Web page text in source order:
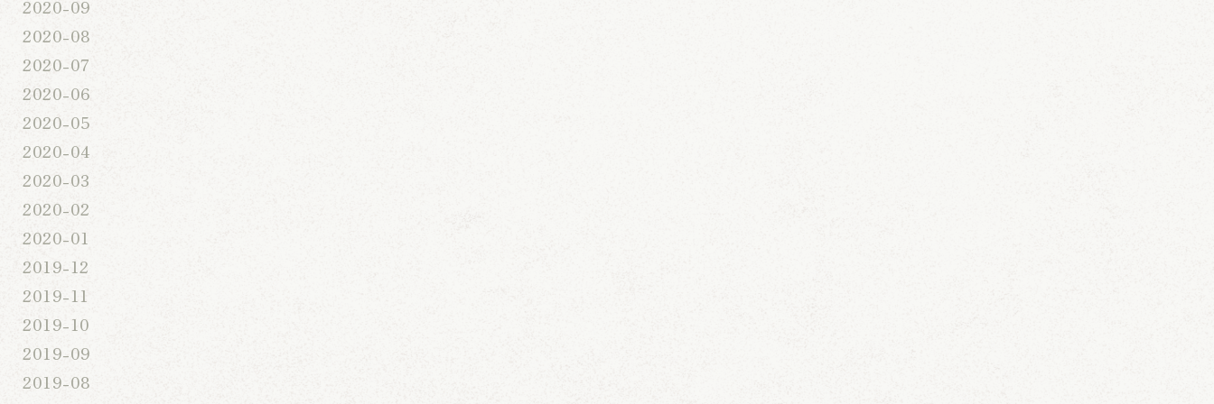
2020-09
2020-08
2020-07
2020-06
2020-05
2020-04
2020-03
2020-02
2020-01
2019-12
2019-11
2019-10
2019-09
2019-08